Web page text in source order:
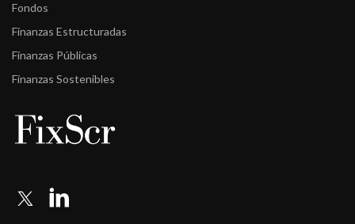
Fondos
Finanzas Estructuradas
Finanzas Públicas
Finanzas Sostenibles